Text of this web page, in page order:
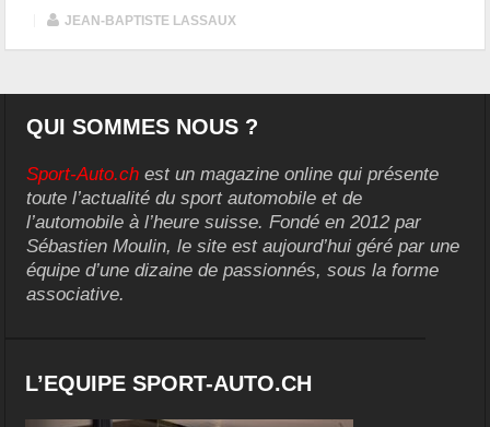
JEAN-BAPTISTE LASSAUX
QUI SOMMES NOUS ?
Sport-Auto.ch est un magazine online qui présente
toute l’actualité du sport automobile et de
l’automobile à l’heure suisse. Fondé en 2012 par
Sébastien Moulin, le site est aujourd’hui géré par une
équipe d’une dizaine de passionnés, sous la forme
associative.
L’EQUIPE SPORT-AUTO.CH